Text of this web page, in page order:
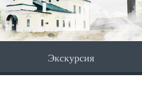
Экскурсия